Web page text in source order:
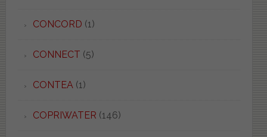
CONCORD (1)
CONNECT (5)
CONTEA (1)
COPRIWATER (146)